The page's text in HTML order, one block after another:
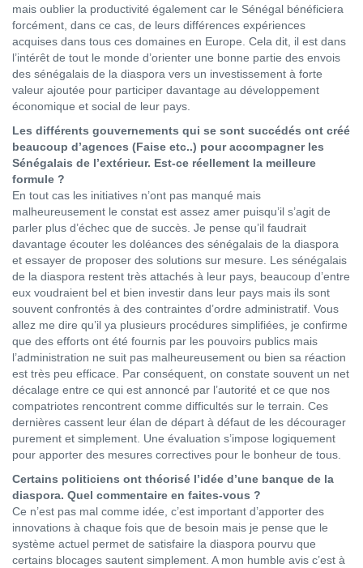
mais oublier la productivité également car le Sénégal bénéficiera
forcément, dans ce cas, de leurs différences expériences
acquises dans tous ces domaines en Europe. Cela dit, il est dans
l’intérêt de tout le monde d’orienter une bonne partie des envois
des sénégalais de la diaspora vers un investissement à forte
valeur ajoutée pour participer davantage au développement
économique et social de leur pays.
Les différents gouvernements qui se sont succédés ont créé
beaucoup d’agences (Faise etc..) pour accompagner les
Sénégalais de l’extérieur. Est-ce réellement la meilleure
formule ?
En tout cas les initiatives n’ont pas manqué mais
malheureusement le constat est assez amer puisqu’il s’agit de
parler plus d’échec que de succès. Je pense qu’il faudrait
davantage écouter les doléances des sénégalais de la diaspora
et essayer de proposer des solutions sur mesure. Les sénégalais
de la diaspora restent très attachés à leur pays, beaucoup d’entre
eux voudraient bel et bien investir dans leur pays mais ils sont
souvent confrontés à des contraintes d’ordre administratif. Vous
allez me dire qu’il ya plusieurs procédures simplifiées, je confirme
que des efforts ont été fournis par les pouvoirs publics mais
l’administration ne suit pas malheureusement ou bien sa réaction
est très peu efficace. Par conséquent, on constate souvent un net
décalage entre ce qui est annoncé par l’autorité et ce que nos
compatriotes rencontrent comme difficultés sur le terrain. Ces
dernières cassent leur élan de départ à défaut de les décourager
purement et simplement. Une évaluation s’impose logiquement
pour apporter des mesures correctives pour le bonheur de tous.
Certains politiciens ont théorisé l’idée d’une banque de la
diaspora. Quel commentaire en faites-vous ?
Ce n’est pas mal comme idée, c’est important d’apporter des
innovations à chaque fois que de besoin mais je pense que le
système actuel permet de satisfaire la diaspora pourvu que
certains blocages sautent simplement. A mon humble avis c’est à